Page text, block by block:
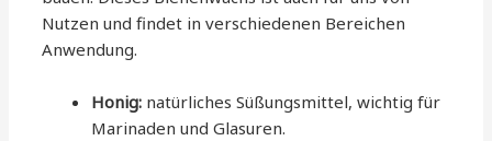
Nutzen und findet in verschiedenen Bereichen
Anwendung.
Honig: natürliches Süßungsmittel, wichtig für
Marinaden und Glasuren.